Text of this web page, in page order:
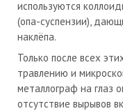
используются
(опа-суспензии),
наклёпа.
Только после всех
травлению и
металлограф на глаз
отсутствие вырывов